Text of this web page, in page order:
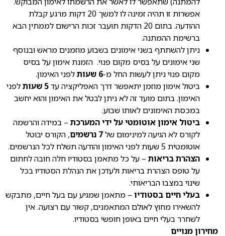
אפשרות זו תהיה זמינה לו למשך 20 דקות מרגע קבלת
ההודעה. בתום 20 הדקות תועבר זכות הרישום לממתין הבא
ברשימת ההמתנה.
ניתן להשתתף בשני אימונים בשבוע מוזמנים מראש ובנוסף
שני אימונים על בסיס מקום פנוי. הזמנת אימון על בסיס
מקום פנוי ניתן לעשות החל מ-6 שעות
לפני האימון.
ביטול אימון מוזמן יתאפשר דרך האפליקציה עד5 שעותלפני
האימון. בתום מועד זה לא ניתן לבטל את האימון והוא יחשב
במכסת האימונים לאותו שבוע.
ביטול אימון אוטומטי על ידי המערכת – במידה והרשמה
לקורס לא הגיעה למינימום של7 נרשמים
, הקורס יבוטל
אוטומטית 5 שעות לפני האימון והודעה תשלח לכל הנרשמים.
הצהרת בריאות – על כל מתאמן בסטודיו חלה חובה לחתום
על טופס הצהרת בריאות ולעדכן את הנהלת הסטודיו בכל
שינוי במצבו הבריאותי.
בעלי חיים בסטודיו – מתאמן שמגיע עם בעל חיים, מתבקש
להשאירו מחוץ לאולם המתאמנים, קשור עם רצועה. אין
לשחרר בעלי חיים באופן חופשי בסטודיו.
מחירון מנויים